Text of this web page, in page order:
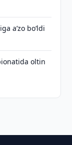
aʼzo bo‘ldi
oltin